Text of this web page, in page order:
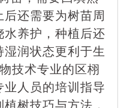
还需要为树苗周
水养护，种植后还
润状态更利于生
技术专业的区栩
人员的培训指导
树技巧与方法，